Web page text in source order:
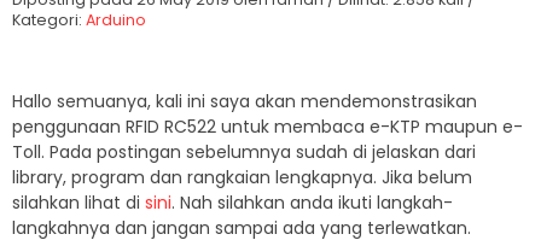
Kategori: Arduino
Hallo semuanya, kali ini saya akan mendemonstrasikan
penggunaan RFID RC522 untuk membaca e-KTP maupun e-
Toll. Pada postingan sebelumnya sudah di jelaskan dari
library, program dan rangkaian lengkapnya. Jika belum
silahkan lihat di sini. Nah silahkan anda ikuti langkah-
langkahnya dan jangan sampai ada yang terlewatkan.